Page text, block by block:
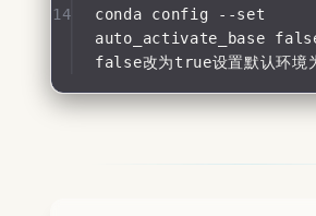
14
conda config --set
auto_activate_base
false改为true设置默认环境